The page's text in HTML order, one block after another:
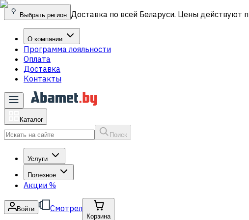
Выбрать регион Доставка по всей Беларуси. Цены действуют
О компании
Программа лояльности
Оплата
Доставка
Контакты
Каталог
Поиск
Услуги
Полезное
Акции %
Войти Смотрел
Корзина